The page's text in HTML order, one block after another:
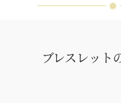
の個性を有する天
でお問合せ下さい。
ブレスレット